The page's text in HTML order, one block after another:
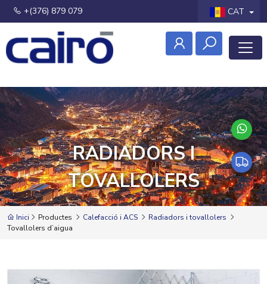
+(376) 879 079 CAT
RADIADORS I
TOVALLOLERS
Inici Productes Calefacció i ACS
Radiadors i tovallolers
Tovallolers d’aigua